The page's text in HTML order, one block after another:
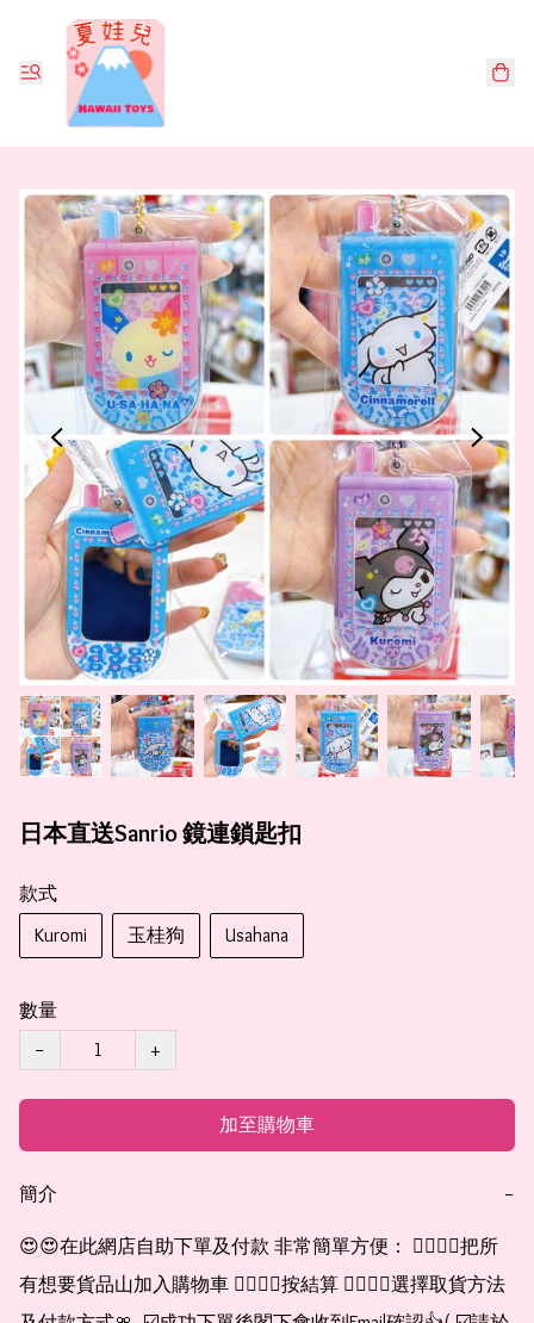
日本直送Sanrio 鏡連鎖匙扣
款式
Kuromi
玉桂狗 Usahana
數量
−
+
加至購物車
簡介 −
😍😍在此網店自助下單及付款 非常簡單方便： 👉🏻👉🏻把所
有想要貨品山加入購物車 👉🏻👉🏻按結算 👉🏻👉🏻選擇取貨方法